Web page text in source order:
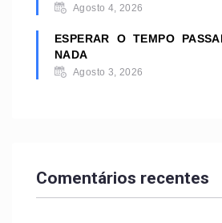
Agosto 4, 2026
ESPERAR O TEMPO
NADA
Agosto 3, 2026
Comentários recentes